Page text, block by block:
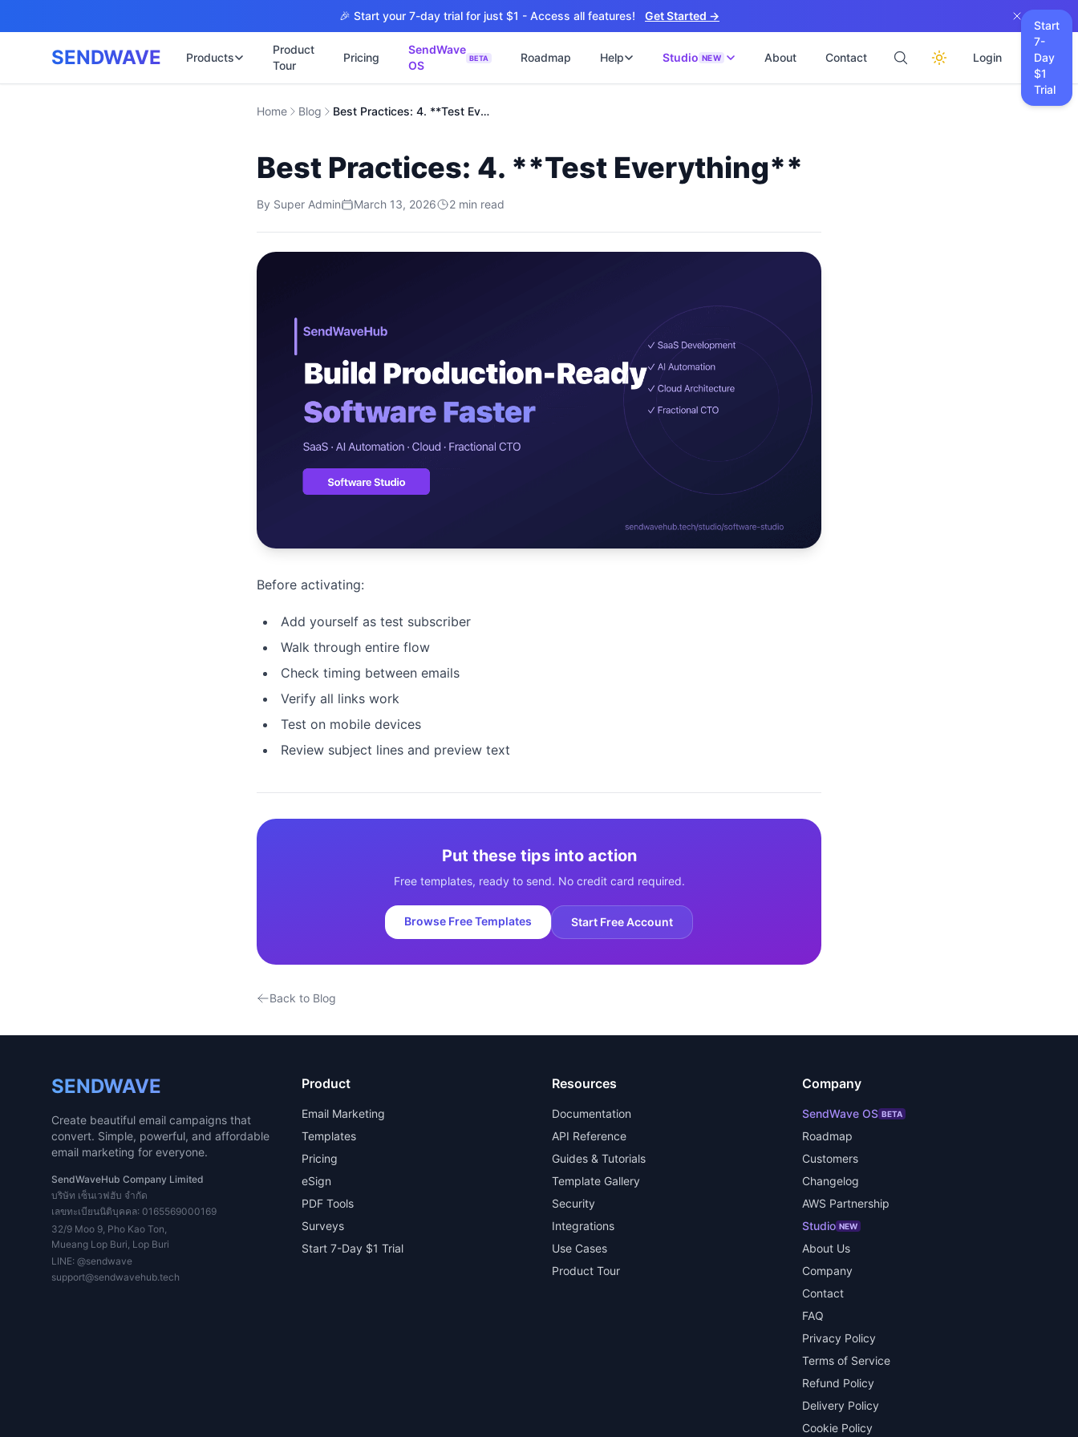
🎉 Start your 7-day trial for just $1 - Access all features! Get Started →
SENDWAVE Products
Product
Tour
Pricing
SendWave
OS
BETA Roadmap Help Studio NEW
⚡ เปิดเว็บไซต์ 4 วัน
เริ่มต้น ฿9,900 · Fast Delivery
เว็บไซต์คลินิก
เว็บไซต์โรงงาน
เว็บไซต์โลจิสติกส์ NEW
Logistics & Transportation
Chatbot + Lead อัตโนมัติ
ปรึกษาฟรี
ประเมินราคาฟรี →
About Contact Login
Start
7-
Day
$1
Trial
Home
Blog Best Practices: 4. **Test Everything**
Best Practices: 4. **Test Everything**
By Super Admin March 13, 2026 2 min read
Before activating:
Add yourself as test subscriber
Walk through entire flow
Check timing between emails
Verify all links work
Test on mobile devices
Review subject lines and preview text
Put these tips into action
Free templates, ready to send. No credit card required.
Browse Free Templates Start Free Account
Back to Blog
SENDWAVE
Create beautiful email campaigns that
convert. Simple, powerful, and affordable
email marketing for everyone.
SendWaveHub Company Limited
บริษัท เซ็นเวฟฮับ จำกัด
เลขทะเบียนนิติบุคคล: 0165569000169
32/9 Moo 9, Pho Kao Ton,
Mueang Lop Buri, Lop Buri
LINE: @sendwave
support@sendwavehub.tech
Product
Email Marketing
Templates
Pricing
eSign
PDF Tools
Surveys
Start 7-Day $1 Trial
Resources
Documentation
API Reference
Guides & Tutorials
Template Gallery
Security
Integrations
Use Cases
Product Tour
Company
SendWave OS BETA
Roadmap
Customers
Changelog
AWS Partnership
Studio NEW
About Us
Company
Contact
FAQ
Privacy Policy
Terms of Service
Refund Policy
Delivery Policy
Cookie Policy